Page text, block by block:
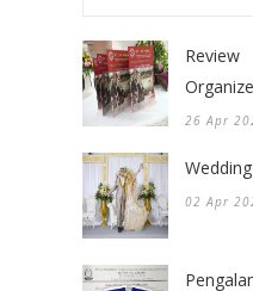
26 Apr
02 Apr